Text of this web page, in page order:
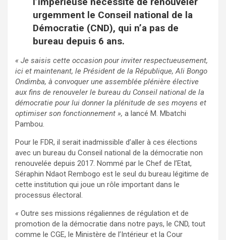
urgemment le Conseil national de la
Démocratie (CND), qui n’a pas de
bureau depuis 6 ans.
« Je saisis cette occasion pour inviter respectueusement,
ici et maintenant, le Président de la République, Ali Bongo
Ondimba, à convoquer une assemblée plénière élective
aux fins de renouveler le bureau du Conseil national de la
démocratie pour lui donner la plénitude de ses moyens et
optimiser son fonctionnement », a lancé M. Mbatchi
Pambou.
Pour le FDR, il serait inadmissible d’aller à ces élections
avec un bureau du Conseil national de la démocratie non
renouvelée depuis 2017. Nommé par le Chef de l’Etat,
Séraphin Ndaot Rembogo est le seul du bureau légitime de
cette institution qui joue un rôle important dans le
processus électoral.
« Outre ses missions régaliennes de régulation et de
promotion de la démocratie dans notre pays, le CND, tout
comme le CGE, le Ministère de l’Intérieur et la Cour